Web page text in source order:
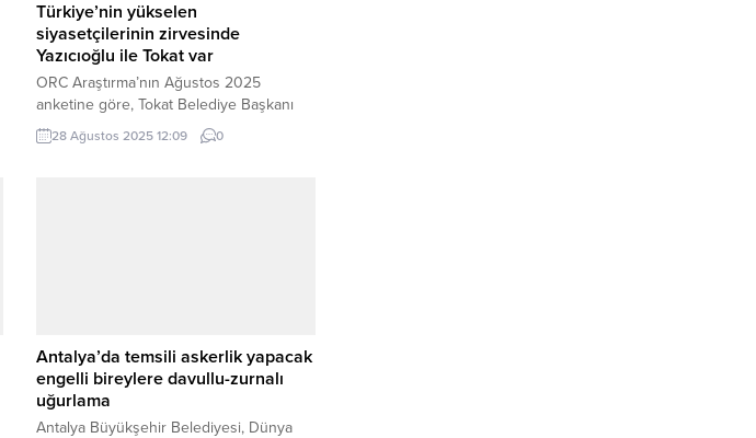
Türkiye’nin yükselen
siyasetçilerinin zirvesinde
Yazıcıoğlu ile Tokat var
ORC Araştırma’nın Ağustos 2025
anketine göre, Tokat Belediye Başkanı
Mehmet Kemal Yazıcıoğlu, yüzde 9,7’lik
destek oranıyla Türkiye’nin en beğenilen
28 Ağustos 2025 12:09 0
Antalya’da temsili askerlik yapacak
engelli bireylere davullu-zurnalı
uğurlama
Antalya Büyükşehir Belediyesi, Dünya